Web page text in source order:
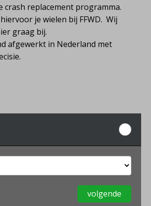
crash replacement programma.
je wielen bij FFWD. Wij
graag bij.
afgewerkt in Nederland met
volgende